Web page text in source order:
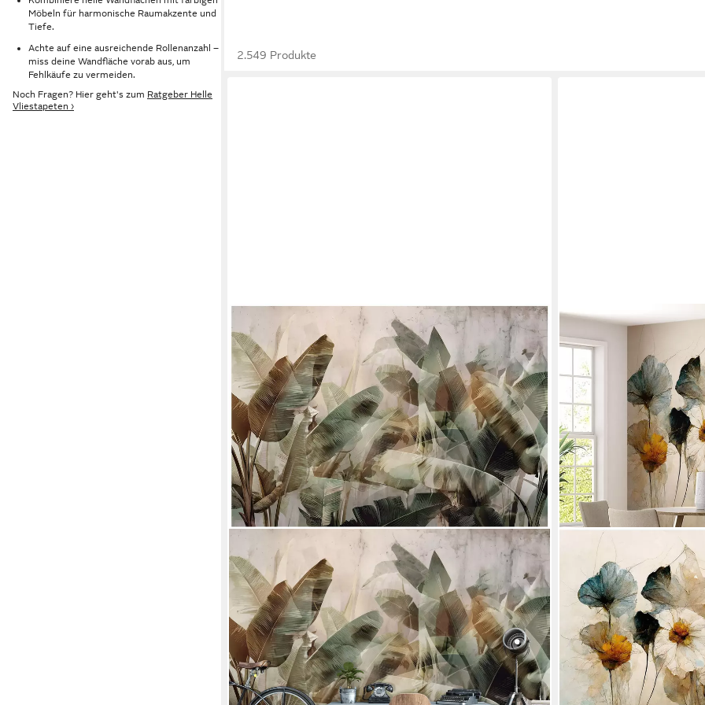
Möbeln für harmonische Raumakzente und
Tiefe.
Achte auf eine ausreichende Rollenanzahl –
miss deine Wandfläche vorab aus, um
Fehlkäufe zu vermeiden.
Noch Fragen? Hier geht's zum Ratgeber Helle
Vliestapeten ›
2.549 Produkte